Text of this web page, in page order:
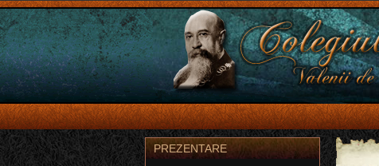
PREZENTARE